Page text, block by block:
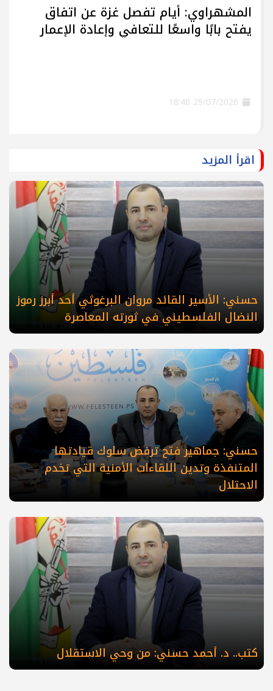
المشهراوي: أيام تفصل غزة عن اتفاق
يفتح بابًا واسعًا للتعافي وإعادة الإعمار
اقرأ المزيد
حسني: الأسير القائد مروان البرغوثي أحد أبرز رموز
النضال الفلسطيني في ثورته المعاصرة
حسني: جماهير فتح ترفض سلوك قيادتها
المتنفذة وتدين اللقاءات الأمنية التي تخدم
الاحتلال
كتب.. د. أحمد حسني: من وحي الاستقلال